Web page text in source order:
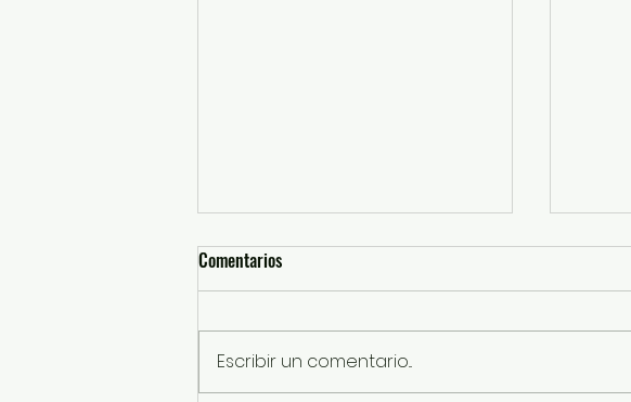
Comentarios
Escribir un comentario...